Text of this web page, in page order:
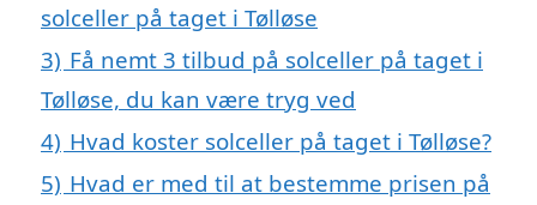
solceller på taget i Tølløse
3) Få nemt 3 tilbud på solceller på taget i
Tølløse, du kan være tryg ved
4) Hvad koster solceller på taget i Tølløse?
5) Hvad er med til at bestemme prisen på